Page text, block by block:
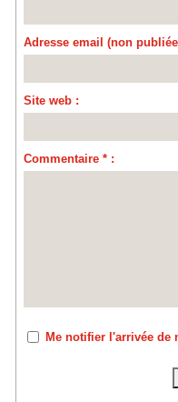
Adresse email (non
Site web :
Commentaire * :
Me notifier l'arrivée de